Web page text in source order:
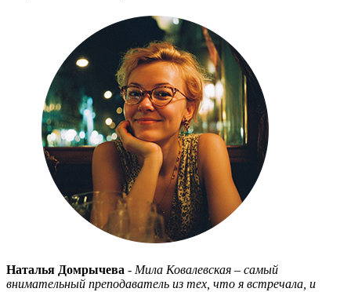
Наталья Домрычева - Мила Ковалевская – самый
внимательный преподаватель из тех, что я встречала, и